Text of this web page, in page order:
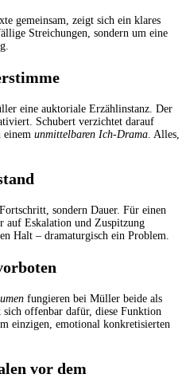
gemeinsam, zeigt sich ein klares
Streichungen, sondern um eine
eine auktoriale Erzählinstanz. Der
Schubert verzichtet darauf
einem unmittelbaren Ich-Drama. Alles,
sondern Dauer. Für einen
auf Eskalation und Zuspitzung
Halt – dramaturgisch ein Problem.
fungieren bei Müller beide als
sich offenbar dafür, diese Funktion
einzigen, emotional konkretisierten
vor dem